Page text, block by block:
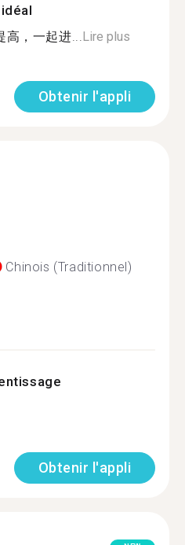
高，一起进...Lire plus
Obtenir l'appli
Chinois (Traditionnel)
Obtenir l'appli